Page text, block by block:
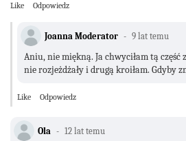
Like Odpowiedz
Joanna Moderator 9 lat temu
Aniu, nie miękną. Ja chwyciłam tą część
nie rozjeżdżały i drugą kroiłam. Gdyby
Like Odpowiedz
Ola 12 lat temu